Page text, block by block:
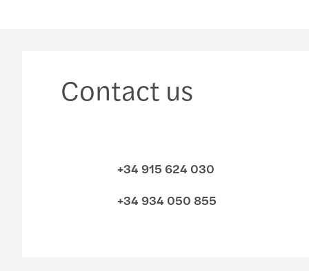
Contact us
+34 915 624 030
+34 934 050 855